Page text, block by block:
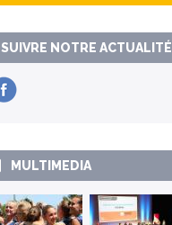
SUIVRE NOTRE ACTUALITÉ
MULTIMEDIA